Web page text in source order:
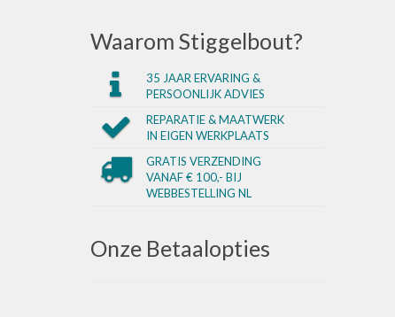
Waarom Stiggelbout?
35 JAAR ERVARING &
PERSOONLIJK ADVIES
REPARATIE & MAATWERK
IN EIGEN WERKPLAATS
GRATIS VERZENDING
VANAF € 100,- BIJ
WEBBESTELLING NL
Onze Betaalopties